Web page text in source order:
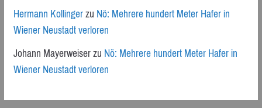
Hermann KollingerzuNö: Mehrere hundert Meter Hafer in
Wiener Neustadt verloren
Johann MayerweiserzuNö: Mehrere hundert Meter Hafer in
Wiener Neustadt verloren